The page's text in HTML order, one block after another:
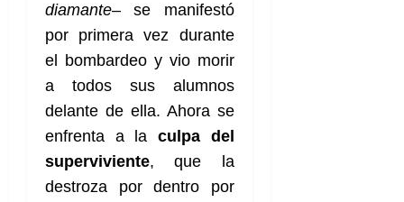
diamante– se manifestó
por primera vez durante
el bombardeo y vio morir
a todos sus alumnos
delante de ella. Ahora se
enfrenta a la culpa del
superviviente, que la
destroza por dentro por